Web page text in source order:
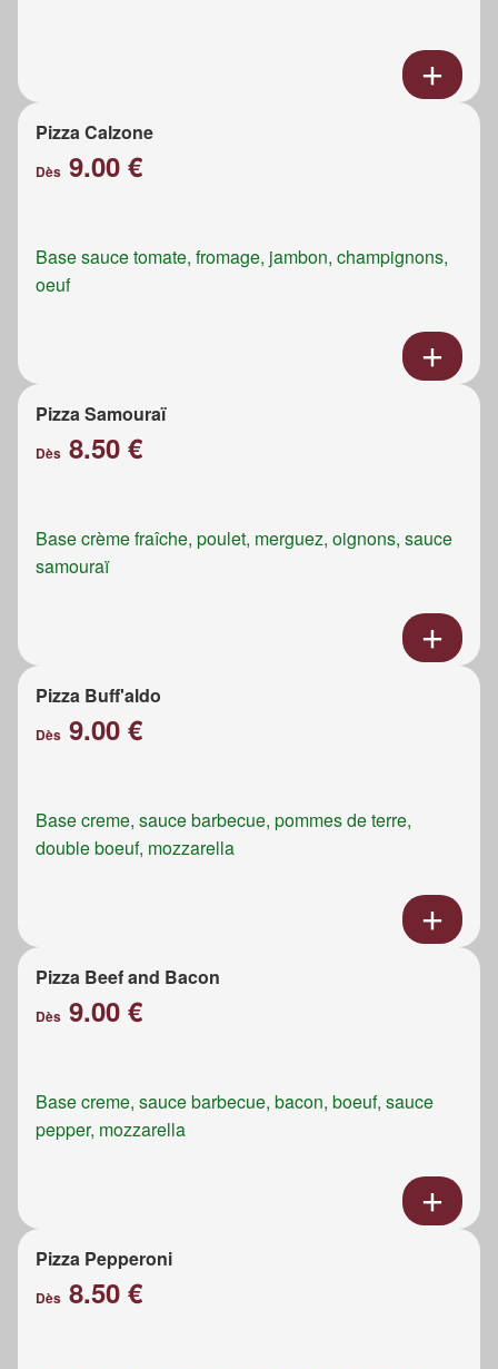
Pizza Calzone
Dès 9.00 €
Base sauce tomate, fromage, jambon, champignons,
oeuf
Pizza Samouraï
Dès 8.50 €
Base crème fraîche, poulet, merguez, oignons, sauce
samouraï
Pizza Buff'aldo
Dès 9.00 €
Base creme, sauce barbecue, pommes de terre,
double boeuf, mozzarella
Pizza Beef and Bacon
Dès 9.00 €
Base creme, sauce barbecue, bacon, boeuf, sauce
pepper, mozzarella
Pizza Pepperoni
Dès 8.50 €